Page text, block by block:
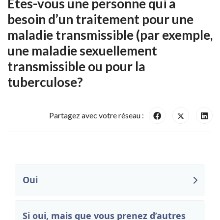
Êtes-vous une personne qui a
besoin d’un traitement pour une
maladie transmissible (par exemple,
une maladie sexuellement
transmissible ou pour la
tuberculose?
Partagez avec votre réseau :
Oui
Si oui, mais que vous prenez d’autres